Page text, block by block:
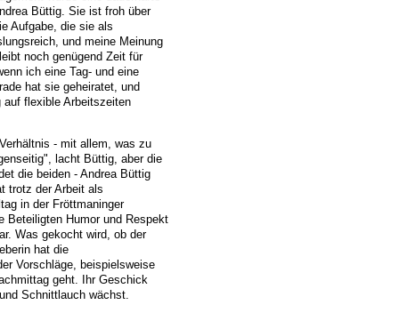
Büttig. Sie ist froh über
Aufgabe, die sie als
und meine Meinung
noch genügend Zeit für
ich eine Tag- und eine
hat sie geheiratet, und
flexible Arbeitszeiten
- mit allem, was zu
lacht Büttig, aber die
die beiden - Andrea Büttig
trotz der Arbeit als
in der Fröttmaninger
Beteiligten Humor und Respekt
Was gekocht wird, ob der
hat die
Vorschläge, beispielsweise
geht. Ihr Geschick
Schnittlauch wächst.